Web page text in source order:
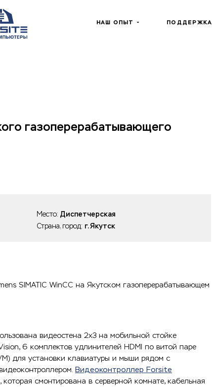
НАШ ОПЫТ ПОДДЕРЖКА
газоперерабатывающего
Место: Диспетчерская
Страна, город: г. Якутск
SIMATIC WinCC на Якутском газоперерабатывающем
видеостена 2х3 на мобильной стойке
6 комплектов удлинителей HDMI по витой паре
для установки клавиатуры и мыши рядом с
Видеоконтроллер Forsite
смонтирована в серверной комнате, кабельная